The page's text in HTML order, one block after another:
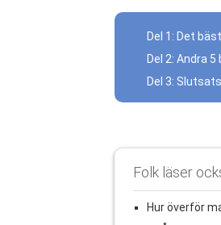
Del 1: Det
Del 2: Andra
Del 3: Slutsats
Folk läser
Hur överför